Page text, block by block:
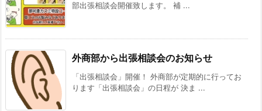
部出張相談会開催致します。 補 ...
外商部から出張相談会のお知らせ
「出張相談会」開催！ 外商部が定期的に行ってお
ります「出張相談会」の日程が 決ま ...